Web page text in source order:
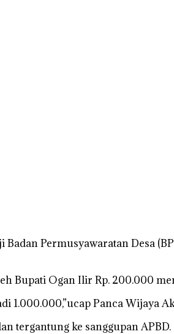
Permusyawaratan Desa
Bupati Ogan Ilir Rp. 200.000
1.000.000,”ucap Panca Wijaya
tergantung ke sanggupan APBD.